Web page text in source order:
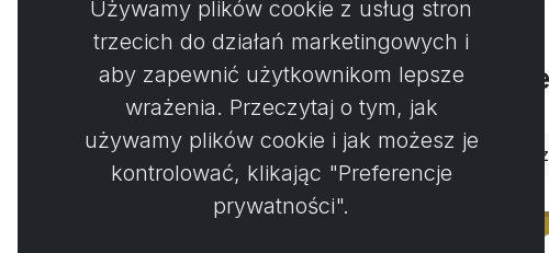
0 Komentarze
Nie ma
Używamy plików cookie z usług stron
trzecich do działań marketingowych i
aby zapewnić użytkownikom lepsze
wrażenia. Przeczytaj o tym, jak
używamy plików cookie i jak możesz je
kontrolować, klikając "Preferencje
prywatności".